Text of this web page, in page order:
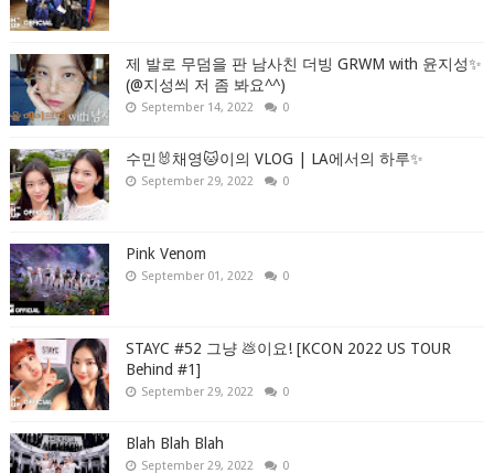
제 발로 무덤을 판 남사친 더빙 GRWM with 윤지성✨
(@지성씌 저 좀 봐요^^)
September 14, 2022 0
수민🐰채영🐱이의 VLOG | LA에서의 하루✨
September 29, 2022 0
Pink Venom
September 01, 2022 0
STAYC #52 그냥 💩이요! [KCON 2022 US TOUR
Behind #1]
September 29, 2022 0
Blah Blah Blah
September 29, 2022 0